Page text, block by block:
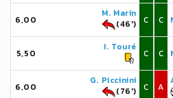
6,00
M. Marin
(46')
C
5,50
I. Touré
C
6,00
G. Piccinini
(76')
C
C
C
A